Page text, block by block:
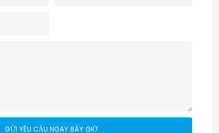
GỬI YÊU CẦU NGAY BÂY GIỜ